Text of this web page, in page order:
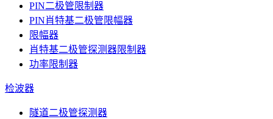
PIN二极管限制器
PIN肖特基二极管限幅器
限幅器
肖特基二极管探测器限制器
功率限制器
检波器
隧道二极管探测器